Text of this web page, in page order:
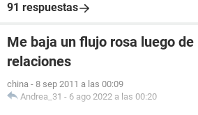
91 respuestas
Me baja un flujo rosa luego
relaciones
china - 8 sep 2011 a las 00:09
Andrea_31 - 6 ago 2022 a las 00:20